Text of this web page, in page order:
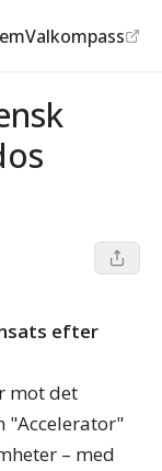
Valkompass
efter
mot det
"Accelerator"
– med